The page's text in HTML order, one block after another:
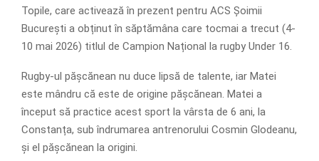
Topile, care activează în prezent pentru ACS Șoimii
București a obținut în săptămâna care tocmai a trecut (4-
10 mai 2026) titlul de Campion Național la rugby Under 16.
Rugby-ul pășcănean nu duce lipsă de talente, iar Matei
este mândru că este de origine pășcănean. Matei a
început să practice acest sport la vârsta de 6 ani, la
Constanța, sub îndrumarea antrenorului Cosmin Glodeanu,
și el pășcănean la origini.